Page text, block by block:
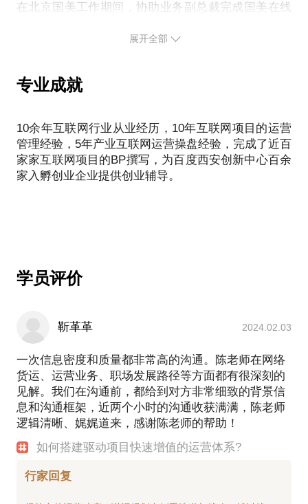
在北京国美工作期间，协助业务副总裁完成国美在线
体育电子商务体系的构建。后来在北京上商诚品有限
参与西安某汽车租赁项目天使轮融资并成功获得800
助某烘培连锁企业成功融资100万；作为投融资顾问
为某养老项目成功获得自然人投资500万
成功搭建陕西中小企业公共平台网络；受聘上海蜗客
道场创业导师
零开始逐步成功搭建100亿规模的数字物流产业互联
网平台
分享经济时代的双创 | 百度(西安)创新中心总经理 陈
展开全部
专业成就
10余年互联网行业从业经历，10年互联网项目的运营
管理经验，5年产业互联网运营操盘经验，完成了近百
家家互联网项目的BP撰写，为百度西安创新中心百余
家入孵创业企业提供创业辅导。
学员评价
靳革革 2024.02.03
一次信息密度和质量都非常高的沟通。陈老师在网络
货运、运营业务、职场发展路径等方面都有很深刻的
见解。我们在沟通前，都给到对方非常细致的背景信
息和沟通框架，近两个小时的沟通收获满满，陈老师
逻辑清晰、娓娓道来，感谢陈老师的帮助！
如何搭建驱动项目快速增值的运营体系?
行家回复